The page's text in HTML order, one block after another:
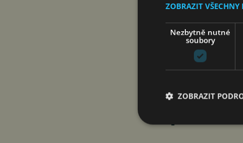
Dotazy ohledně
adresujte na tel.:
ZOBRAZIT VŠECHNY
Nezbytně nutné
soubory
ZOBRAZIT